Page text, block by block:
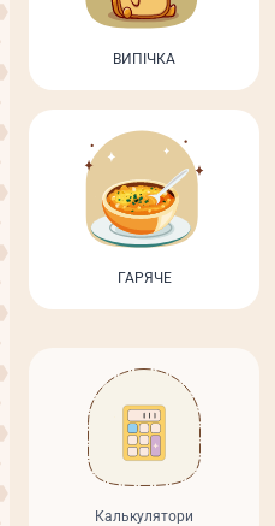
ВИПІЧКА
ГАРЯЧЕ
Калькулятори